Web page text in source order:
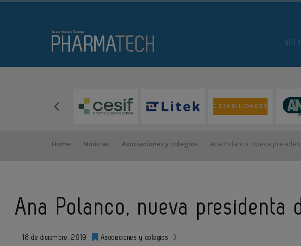
Home Noticias Asociaciones y colegios Ana Polanco, nueva
Ana Polanco, nueva presidenta
18 de diciembre, 2019 Asociaciones y colegios 0